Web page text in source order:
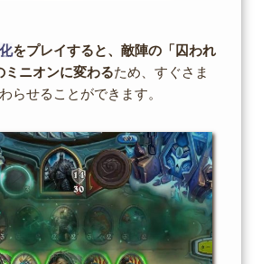
をプレイすると、敵陣の「囚われ
ミニオンに変わるため、すぐさま
らせることができます。